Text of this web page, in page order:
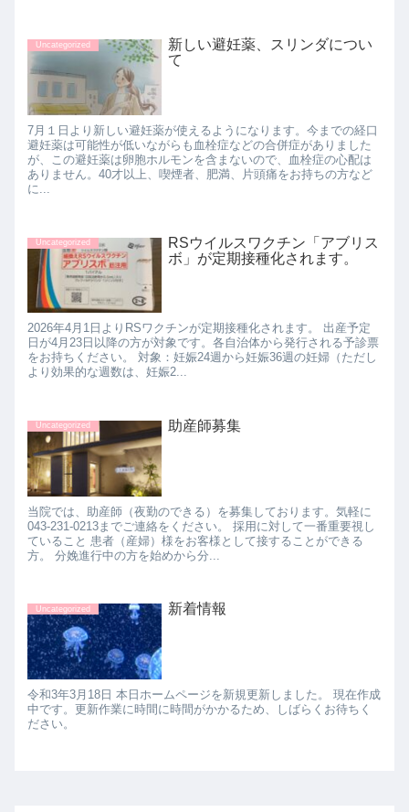
Uncategorized
新しい避妊薬、スリンダについ
て
7月１日より新しい避妊薬が使えるようになります。今までの経口
避妊薬は可能性が低いながらも血栓症などの合併症がありました
が、この避妊薬は卵胞ホルモンを含まないので、血栓症の心配は
ありません。40才以上、喫煙者、肥満、片頭痛をお持ちの方など
に...
Uncategorized
RSウイルスワクチン「アブリス
ボ」が定期接種化されます。
2026年4月1日よりRSワクチンが定期接種化されます。 出産予定
日が4月23日以降の方が対象です。各自治体から発行される予診票
をお持ちください。 対象：妊娠24週から妊娠36週の妊婦（ただし
より効果的な週数は、妊娠2...
Uncategorized 助産師募集
当院では、助産師（夜勤のできる）を募集しております。気軽に
043-231-0213までご連絡をください。 採用に対して一番重要視し
ていること 患者（産婦）様をお客様として接することができる
方。 分娩進行中の方を始めから分...
Uncategorized 新着情報
令和3年3月18日 本日ホームページを新規更新しました。 現在作成
中です。更新作業に時間に時間がかかるため、しばらくお待ちく
ださい。